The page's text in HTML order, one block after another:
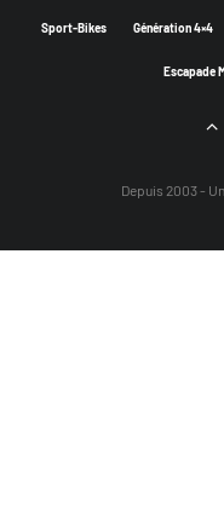
Sport-Bikes Génération 4×4
Escapade
Depuis 2003 -